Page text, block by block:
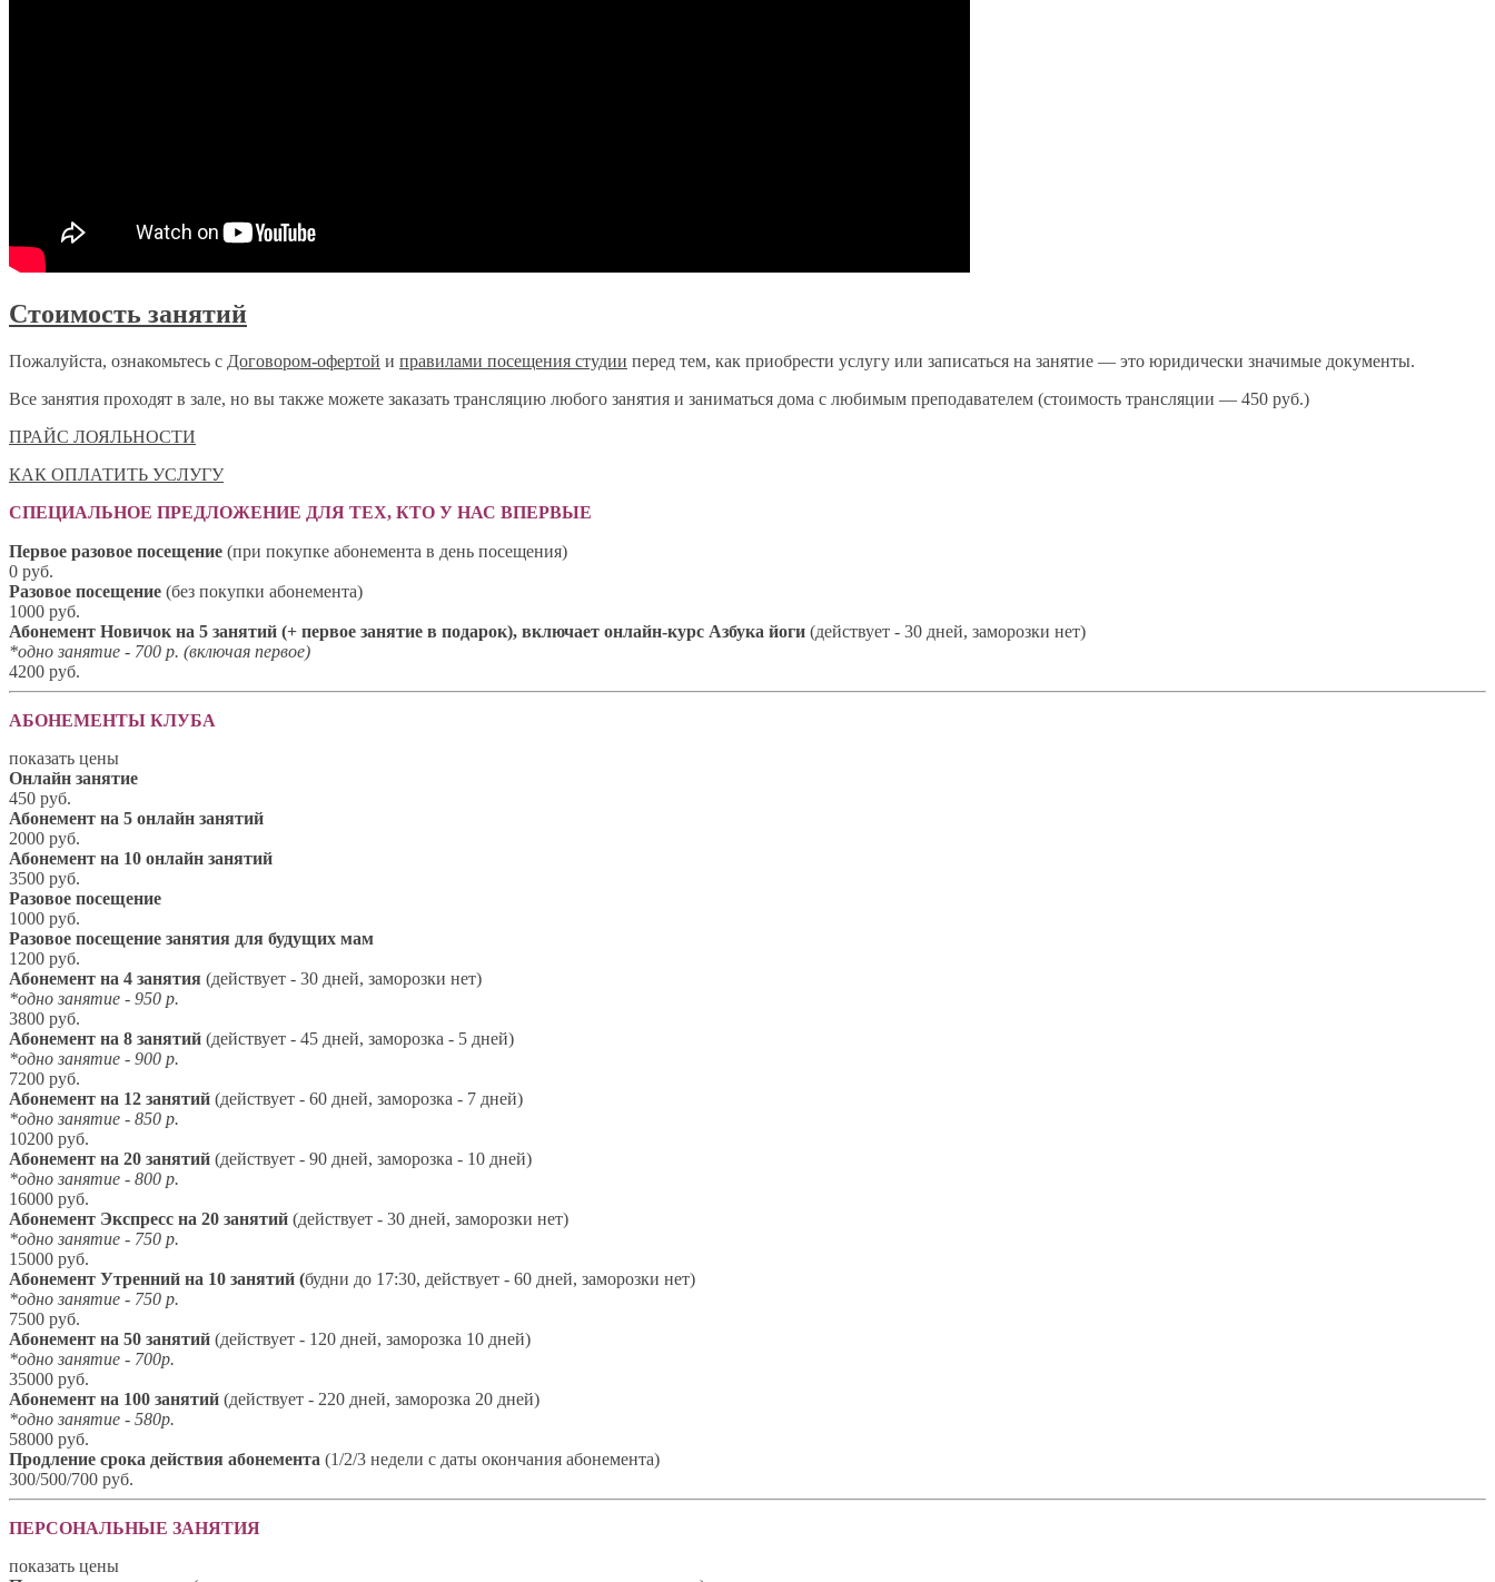
Стоимость занятий
Пожалуйста, ознакомьтесь с Договором-офертой и правилами посещения студии перед тем, как приобрести услугу или записаться на занятие — это юридически значимые документы.
Все занятия проходят в зале, но вы также можете заказать трансляцию любого занятия и заниматься дома с любимым преподавателем (стоимость трансляции — 450 руб.)
ПРАЙС ЛОЯЛЬНОСТИ
КАК ОПЛАТИТЬ УСЛУГУ
СПЕЦИАЛЬНОЕ ПРЕДЛОЖЕНИЕ ДЛЯ ТЕХ, КТО У НАС ВПЕРВЫЕ
Первое разовое посещение (при покупке абонемента в день посещения)
0 руб.
Разовое посещение (без покупки абонемента)
1000 руб.
Абонемент Новичок на 5 занятий (+ первое занятие в подарок), включает онлайн-курс Азбука йоги (действует - 30 дней, заморозки нет)
*одно занятие - 700 р. (включая первое)
4200 руб.
АБОНЕМЕНТЫ КЛУБА
показать цены
Онлайн занятие
450 руб.
Абонемент на 5 онлайн занятий
2000 руб.
Абонемент на 10 онлайн занятий
3500 руб.
Разовое посещение
1000 руб.
Разовое посещение занятия для будущих мам
1200 руб.
Абонемент на 4 занятия (действует - 30 дней, заморозки нет)
*одно занятие - 950 р.
3800 руб.
Абонемент на 8 занятий (действует - 45 дней, заморозка - 5 дней)
*одно занятие - 900 р.
7200 руб.
Абонемент на 12 занятий (действует - 60 дней, заморозка - 7 дней)
*одно занятие - 850 р.
10200 руб.
Абонемент на 20 занятий (действует - 90 дней, заморозка - 10 дней)
*одно занятие - 800 р.
16000 руб.
Абонемент Экспресс на 20 занятий (действует - 30 дней, заморозки нет)
*одно занятие - 750 р.
15000 руб.
Абонемент Утренний на 10 занятий (будни до 17:30, действует - 60 дней, заморозки нет)
*одно занятие - 750 р.
7500 руб.
Абонемент на 50 занятий (действует - 120 дней, заморозка 10 дней)
*одно занятие - 700р.
35000 руб.
Абонемент на 100 занятий (действует - 220 дней, заморозка 20 дней)
*одно занятие - 580р.
58000 руб.
Продление срока действия абонемента (1/2/3 недели с даты окончания абонемента)
300/500/700 руб.
ПЕРСОНАЛЬНЫЕ ЗАНЯТИЯ
показать цены